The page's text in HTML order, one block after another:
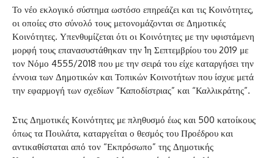
Το νέο εκλογικό σύστημα ωστόσο επηρεάζει και τις Κοινότητες,
οι οποίες στο σύνολό τους μετονομάζονται σε Δημοτικές
Κοινότητες. Υπενθυμίζεται ότι οι Κοινότητες με την υφιστάμενη
μορφή τους επανασυστάθηκαν την 1η Σεπτεμβρίου του 2019 με
τον Νόμο 4555/2018 που με την σειρά του είχε καταργήσει την
έννοια των Δημοτικών και Τοπικών Κοινοτήτων που ίσχυε μετά
την εφαρμογή των σχεδίων “Καποδίστριας” και “Καλλικράτης”.
Στις Δημοτικές Κοινότητες με πληθυσμό έως και 500 κατοίκους
όπως τα Πουλάτα, καταργείται ο θεσμός του Προέδρου και
αντικαθίσταται από τον “Εκπρόσωπο” της Δημοτικής